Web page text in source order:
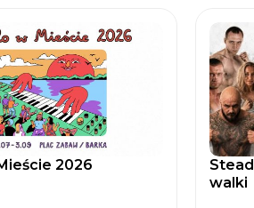
2026
walki